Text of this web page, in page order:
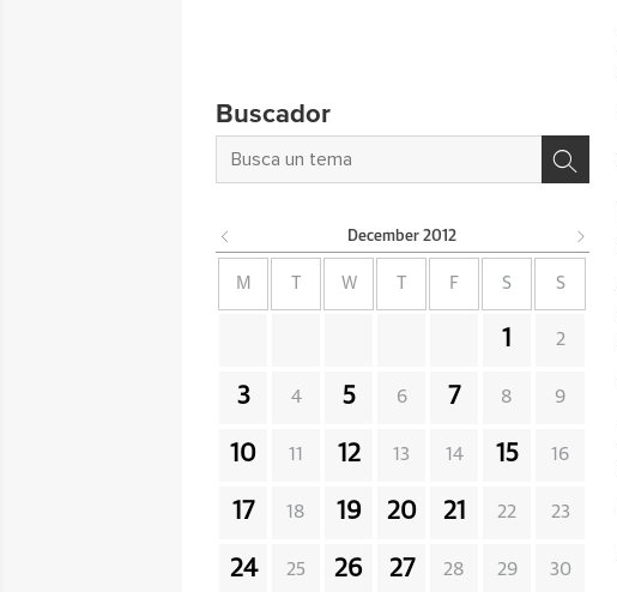
Buscador
December 2012
M W F S S
1 2
3 4 5 6 7 8 9
10 11 12 13 14 15 16
17 18 19 20 21 22 23
24 25 26 27 28 29 30